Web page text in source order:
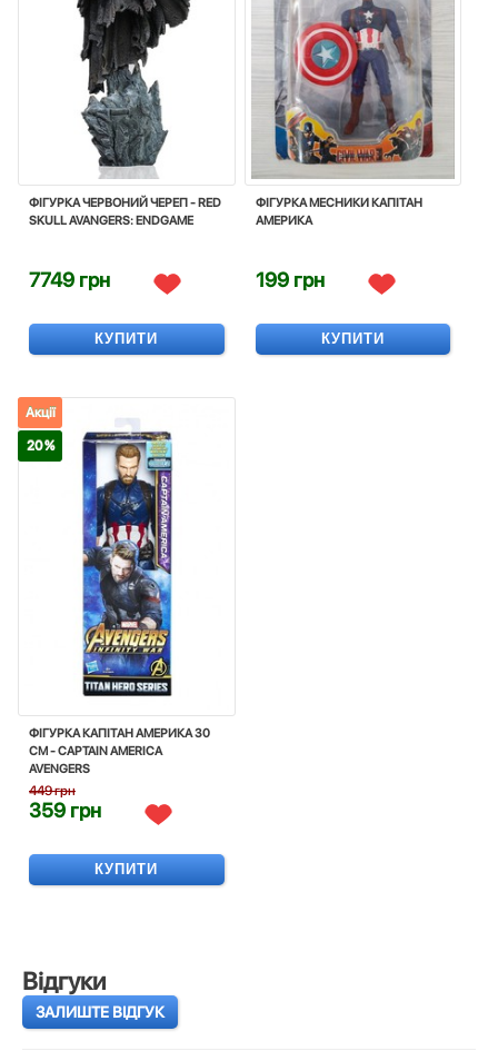
ФІГУРКА ЧЕРВОНИЙ ЧЕРЕП - RED
SKULL AVANGERS: ENDGAME
7749 грн
КУПИТИ
ФІГУРКА МЕСНИКИ КАПІТАН
АМЕРИКА
199 грн
КУПИТИ
ФІГУРКА КАПІТАН АМЕРИКА 30
СМ - CAPTAIN AMERICA
AVENGERS
Акції
20 %
449 грн
359 грн
КУПИТИ
Відгуки
ЗАЛИШТЕ ВІДГУК